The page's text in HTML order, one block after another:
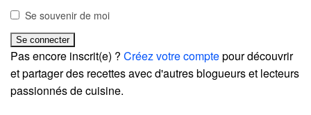
Se souvenir de moi
Pas encore inscrit(e) ? Créez votre comptepour découvrir
et partager des recettes avec d'autres blogueurs et lecteurs
passionnés de cuisine.